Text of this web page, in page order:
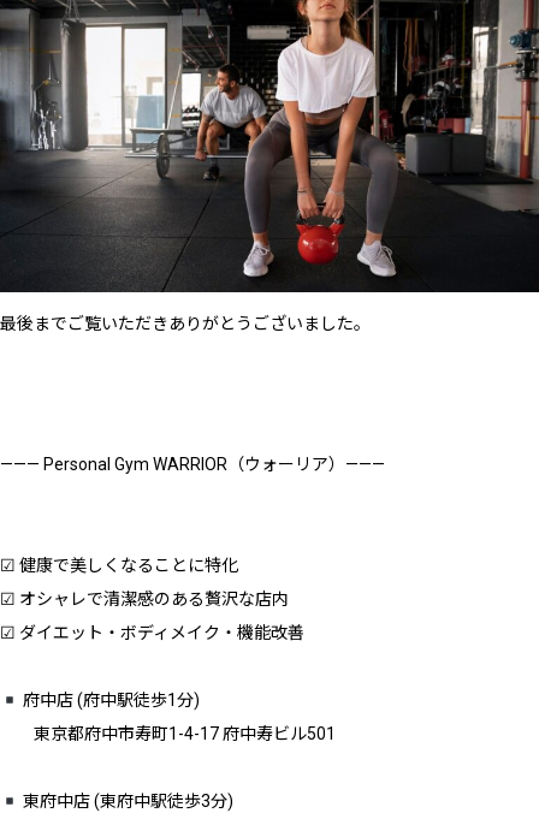
最後までご覧いただきありがとうございました。
——— Personal Gym WARRIOR（ウォーリア）———
☑︎ 健康で美しくなることに特化
☑︎ オシャレで清潔感のある贅沢な店内
☑︎ ダイエット・ボディメイク・機能改善
府中店 (府中駅徒歩1分)
東京都府中市寿町1-4-17 府中寿ビル501
東府中店 (東府中駅徒歩3分)